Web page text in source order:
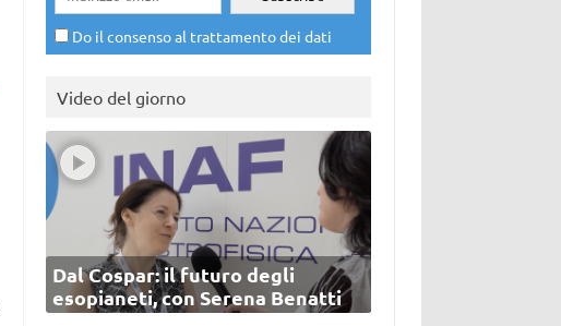
Do il consenso al trattamento dei dati
Video del giorno
Dal Cospar: il futuro degli
esopianeti, con Serena Benatti